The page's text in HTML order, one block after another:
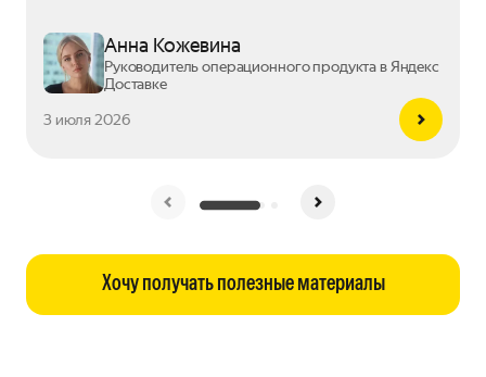
Анна Кожевина
Руководитель операционного продукта в Яндекс
Доставке
3 июля 2026
Хочу получать полезные материалы